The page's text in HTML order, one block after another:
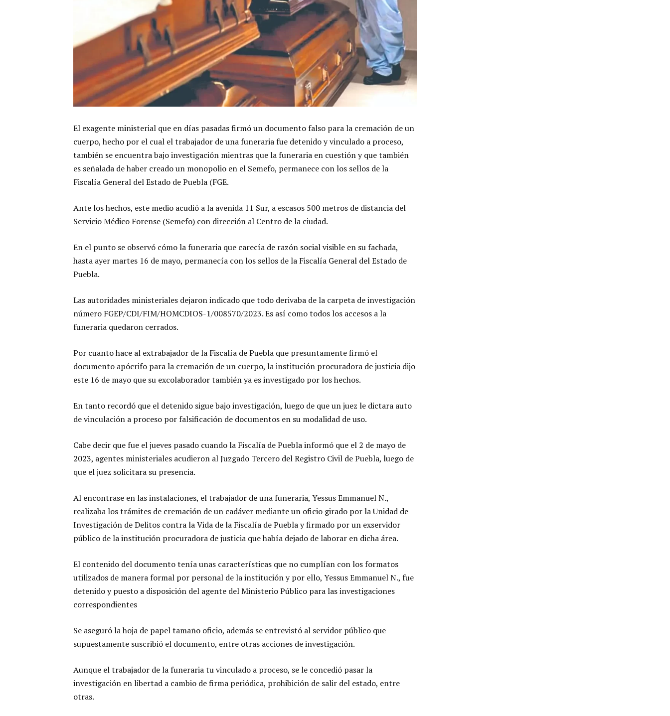
El exagente ministerial que en días pasadas firmó un documento falso para la cremación de un
cuerpo, hecho por el cual el trabajador de una funeraria fue detenido y vinculado a proceso,
también se encuentra bajo investigación mientras que la funeraria en cuestión y que también
es señalada de haber creado un monopolio en el Semefo, permanece con los sellos de la
Fiscalía General del Estado de Puebla (FGE.
Ante los hechos, este medio acudió a la avenida 11 Sur, a escasos 500 metros de distancia del
Servicio Médico Forense (Semefo) con dirección al Centro de la ciudad.
En el punto se observó cómo la funeraria que carecía de razón social visible en su fachada,
hasta ayer martes 16 de mayo, permanecía con los sellos de la Fiscalía General del Estado de
Puebla.
Las autoridades ministeriales dejaron indicado que todo derivaba de la carpeta de investigación
número FGEP/CDI/FIM/HOMCDIOS-1/008570/2023. Es así como todos los accesos a la
funeraria quedaron cerrados.
Por cuanto hace al extrabajador de la Fiscalía de Puebla que presuntamente firmó el
documento apócrifo para la cremación de un cuerpo, la institución procuradora de justicia dijo
este 16 de mayo que su excolaborador también ya es investigado por los hechos.
En tanto recordó que el detenido sigue bajo investigación, luego de que un juez le dictara auto
de vinculación a proceso por falsificación de documentos en su modalidad de uso.
Cabe decir que fue el jueves pasado cuando la Fiscalía de Puebla informó que el 2 de mayo de
2023, agentes ministeriales acudieron al Juzgado Tercero del Registro Civil de Puebla, luego de
que el juez solicitara su presencia.
Al encontrase en las instalaciones, el trabajador de una funeraria, Yessus Emmanuel N.,
realizaba los trámites de cremación de un cadáver mediante un oficio girado por la Unidad de
Investigación de Delitos contra la Vida de la Fiscalía de Puebla y firmado por un exservidor
público de la institución procuradora de justicia que había dejado de laborar en dicha área.
El contenido del documento tenía unas características que no cumplían con los formatos
utilizados de manera formal por personal de la institución y por ello, Yessus Emmanuel N., fue
detenido y puesto a disposición del agente del Ministerio Público para las investigaciones
correspondientes
Se aseguró la hoja de papel tamaño oficio, además se entrevistó al servidor público que
supuestamente suscribió el documento, entre otras acciones de investigación.
Aunque el trabajador de la funeraria tu vinculado a proceso, se le concedió pasar la
investigación en libertad a cambio de firma periódica, prohibición de salir del estado, entre
otras.